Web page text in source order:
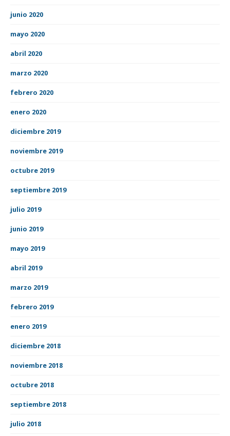
junio 2020
mayo 2020
abril 2020
marzo 2020
febrero 2020
enero 2020
diciembre 2019
noviembre 2019
octubre 2019
septiembre 2019
julio 2019
junio 2019
mayo 2019
abril 2019
marzo 2019
febrero 2019
enero 2019
diciembre 2018
noviembre 2018
octubre 2018
septiembre 2018
julio 2018